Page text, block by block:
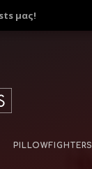
μας!
PILLOWFIGHTERS